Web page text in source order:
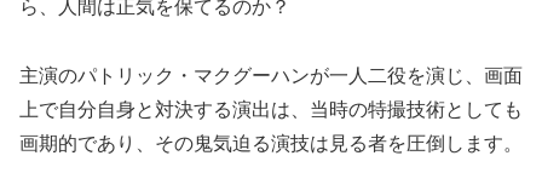
ら、人間は正気を保てるのか？
主演のパトリック・マクグーハンが一人二役を演じ、画面
上で自分自身と対決する演出は、当時の特撮技術としても
画期的であり、その鬼気迫る演技は見る者を圧倒します。